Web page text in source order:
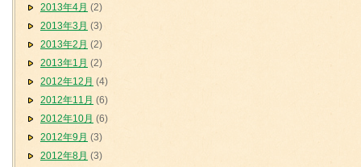
2013年4月 (2)
2013年3月 (3)
2013年2月 (2)
2013年1月 (2)
2012年12月 (4)
2012年11月 (6)
2012年10月 (6)
2012年9月 (3)
2012年8月 (3)